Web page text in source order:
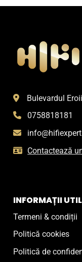
Bulevardul
0758818181
Contactează
INFORMAȚII
Termeni & condiții
Politică cookies
Politică de